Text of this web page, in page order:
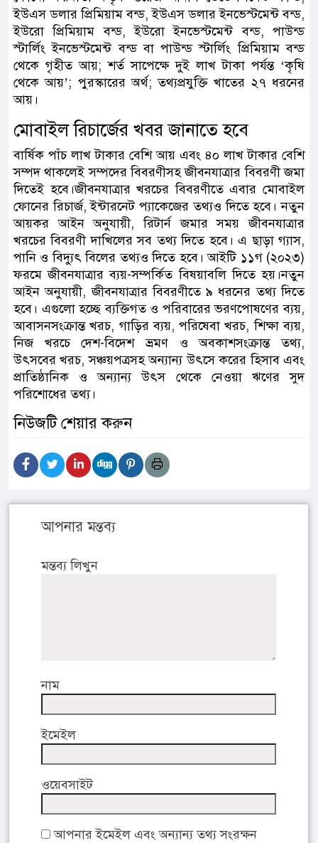
ইউএস ডলার প্রিমিয়াম বন্ড, ইউএস ডলার ইনভেস্টমেন্ট বন্ড,
ইউরো প্রিমিয়াম বন্ড, ইউরো ইনভেস্টমেন্ট বন্ড, পাউন্ড
স্টার্লিং ইনভেস্টমেন্ট বন্ড বা পাউন্ড স্টার্লিং প্রিমিয়াম বন্ড
থেকে গৃহীত আয়; শর্ত সাপেক্ষে দুই লাখ টাকা পর্যন্ত ‘কৃষি
থেকে আয়’; পুরস্কারের অর্থ; তথ্যপ্রযুক্তি খাতের ২৭ ধরনের
আয়।
মোবাইল রিচার্জের খবর জানাতে হবে
বার্ষিক পাঁচ লাখ টাকার বেশি আয় এবং ৪০ লাখ টাকার বেশি
সম্পদ থাকলেই সম্পদের বিবরণীসহ জীবনযাত্রার বিবরণী জমা
দিতেই হবে।জীবনযাত্রার খরচের বিবরণীতে এবার মোবাইল
ফোনের রিচার্জ, ইন্টারনেট প্যাকেজের তথ্যও দিতে হবে। নতুন
আয়কর আইন অনুযায়ী, রিটার্ন জমার সময় জীবনযাত্রার
খরচের বিবরণী দাখিলের সব তথ্য দিতে হবে। এ ছাড়া গ্যাস,
পানি ও বিদ্যুৎ বিলের তথ্যও দিতে হবে। আইটি ১১গ (২০২৩)
ফরমে জীবনযাত্রার ব্যয়-সম্পর্কিত বিষয়াবলি দিতে হয়।নতুন
আইন অনুযায়ী, জীবনযাত্রার বিবরণীতে ৯ ধরনের তথ্য দিতে
হবে। এগুলো হচ্ছে ব্যক্তিগত ও পরিবারের ভরণপোষণের ব্যয়,
আবাসনসংক্রান্ত খরচ, গাড়ির ব্যয়, পরিষেবা খরচ, শিক্ষা ব্যয়,
নিজ খরচে দেশ-বিদেশ ভ্রমণ ও অবকাশসংক্রান্ত তথ্য,
উৎসবের খরচ, সঞ্চয়পত্রসহ অন্যান্য উৎসে করের হিসাব এবং
প্রাতিষ্ঠানিক ও অন্যান্য উৎস থেকে নেওয়া ঋণের সুদ
পরিশোধের তথ্য।
নিউজটি শেয়ার করুন
আপনার মন্তব্য
মন্তব্য লিখুন
নাম
ইমেইল
ওয়েবসাইট
আপনার ইমেইল এবং অন্যান্য তথ্য সংরক্ষন